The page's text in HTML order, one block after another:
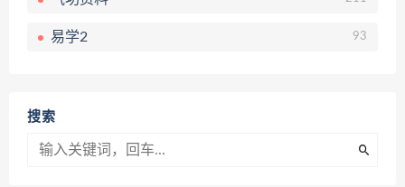
易学2 93
搜索